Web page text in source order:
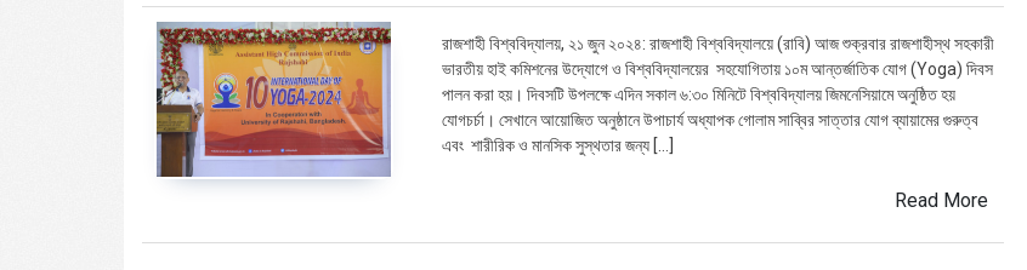
রাজশাহী বিশ্ববিদ্যালয়, ২১ জুন ২০২৪: রাজশাহী বিশ্ববিদ্যালয়ে (রাবি) আজ শুক্রবার রাজশাহীস্থ সহকারী
ভারতীয় হাই কমিশনের উদ্যোগে ও বিশ্ববিদ্যালয়ের সহযোগিতায় ১০ম আন্তর্জাতিক যোগ (Yoga) দিবস
পালন করা হয়। দিবসটি উপলক্ষে এদিন সকাল ৬:৩০ মিনিটে বিশ্ববিদ্যালয় জিমনেসিয়ামে অনুষ্ঠিত হয়
যোগচর্চা। সেখানে আয়োজিত অনুষ্ঠানে উপাচার্য অধ্যাপক গোলাম সাব্বির সাত্তার যোগ ব্যায়ামের গুরুত্ব
এবং শারীরিক ও মানসিক সুস্থতার জন্য […]
Read More